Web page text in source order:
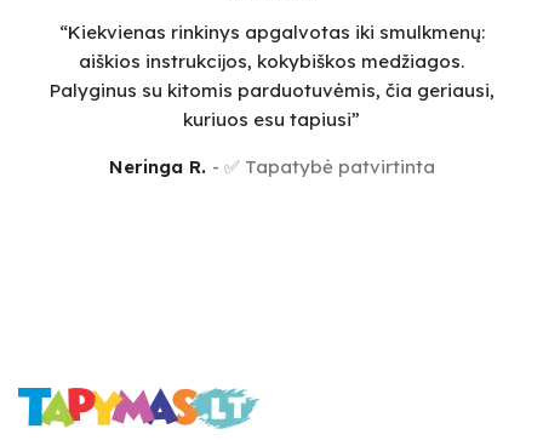
“Kiekvienas rinkinys apgalvotas iki smulkmenų:
aiškios instrukcijos, kokybiškos medžiagos.
Palyginus su kitomis parduotuvėmis, čia geriausi,
kuriuos esu tapiusi”
Neringa R. ✅ Tapatybė patvirtinta